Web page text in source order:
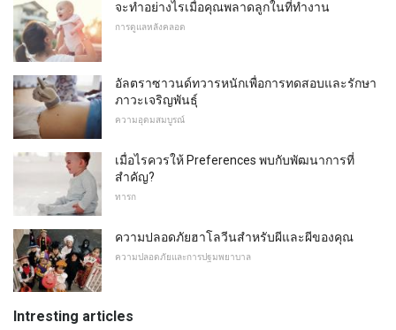
จะทำอย่างไรเมื่อคุณพลาดลูกในที่ทำงาน
การดูแลหลังคลอด
อัลตราซาวนด์ทวารหนักเพื่อการทดสอบและรักษา
ภาวะเจริญพันธุ์
ความอุดมสมบูรณ์
เมื่อไรควรให้ Preferences พบกับพัฒนาการที่
สำคัญ?
ทารก
ความปลอดภัยฮาโลวีนสำหรับผีและผีของคุณ
ความปลอดภัยและการปฐมพยาบาล
Intresting articles